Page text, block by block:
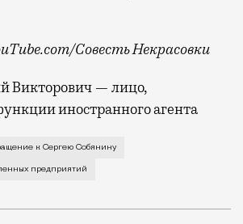
Совесть Некрасовки
Викторович — лицо,
иностранного агента
к Сергею Собянину
предприятий